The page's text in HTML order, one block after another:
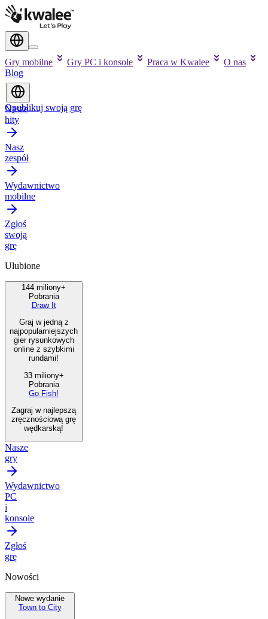
Gry mobilne Gry PC i konsole Praca w Kwalee
O nas
Blog
Opublikuj swoją grę
Nasze
hity
Nasz
zespół
Wydawnictwo
mobilne
Zgłoś
swoją
grę
Ulubione
144 miliony+
Pobrania
Draw It
Graj w jedną z
najpopularniejszych
gier rysunkowych
online z szybkimi
rundami!
33 miliony+
Pobrania
Go Fish!
Zagraj w najlepszą
zręcznościową grę
wędkarską!
Nasze
gry
Wydawnictwo
PC
i
konsole
Zgłoś
grę
Nowości
Nowe wydanie
Town to City